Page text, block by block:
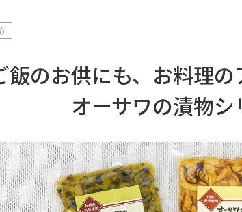
飯のお供にも、お料理
オーサワの漬物シ